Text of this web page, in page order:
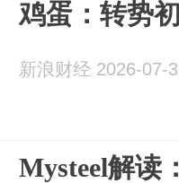
鸡蛋：转势
新浪财经 2026-07-
Mysteel解读